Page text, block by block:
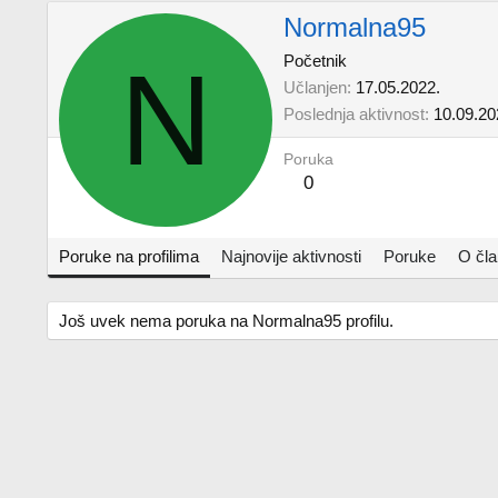
N
Normalna95
Početnik
Učlanjen 17.05.2022.
Poslednja aktivnost
Poruka
0
Poruke na profilima Najnovije aktivnosti Poruke O
Još uvek nema poruka na Normalna95 profilu.